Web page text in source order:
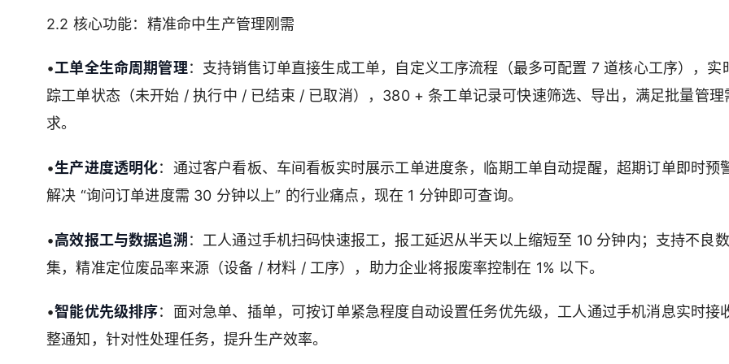
2.2 核心功能：精准命中生产管理刚需
•工单全生命周期管理：支持销售订单直接生成工单，自定义工序流程（最多可配置 7 道核心工序），实
踪工单状态（未开始 / 执行中 / 已结束 / 已取消），380 + 条工单记录可快速筛选、导出，满足批量管理
求。
•生产进度透明化：通过客户看板、车间看板实时展示工单进度条，临期工单自动提醒，超期订单即时预
解决 “询问订单进度需 30 分钟以上” 的行业痛点，现在 1 分钟即可查询。
•高效报工与数据追溯 ：工人通过手机扫码快速报工，报工延迟从半天以上缩短至 10 分钟内；支持不良
集，精准定位废品率来源（设备 / 材料 / 工序），助力企业将报废率控制在 1% 以下。
•智能优先级排序：面对急单、插单，可按订单紧急程度自动设置任务优先级，工人通过手机消息实时接
整通知，针对性处理任务，提升生产效率。